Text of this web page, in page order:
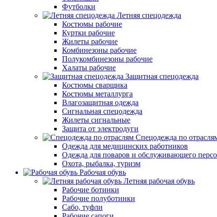
Футболки
Летняя спецодежда
Костюмы рабочие
Куртки рабочие
Жилеты рабочие
Комбинезоны рабочие
Полукомбинезоны рабочие
Халаты рабочие
Защитная спецодежда
Костюмы сварщика
Костюмы металлурга
Влагозащитная одежда
Сигнальная спецодежда
Жилеты сигнальные
Защита от электродуги
Спецодежда по
Одежда для медицинских работников
Одежда для поваров и обслуживающего
Охота, рыбалка, туризм
Рабочая обувь
Летняя рабочая обувь
Рабочие ботинки
Рабочие полуботинки
Сабо, туфли